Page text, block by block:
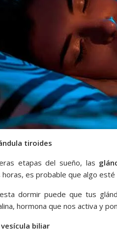
tiroides
etapas del sueño, las
es probable que algo esté
dormir puede que tus
hormona que nos activa y
vesícula biliar